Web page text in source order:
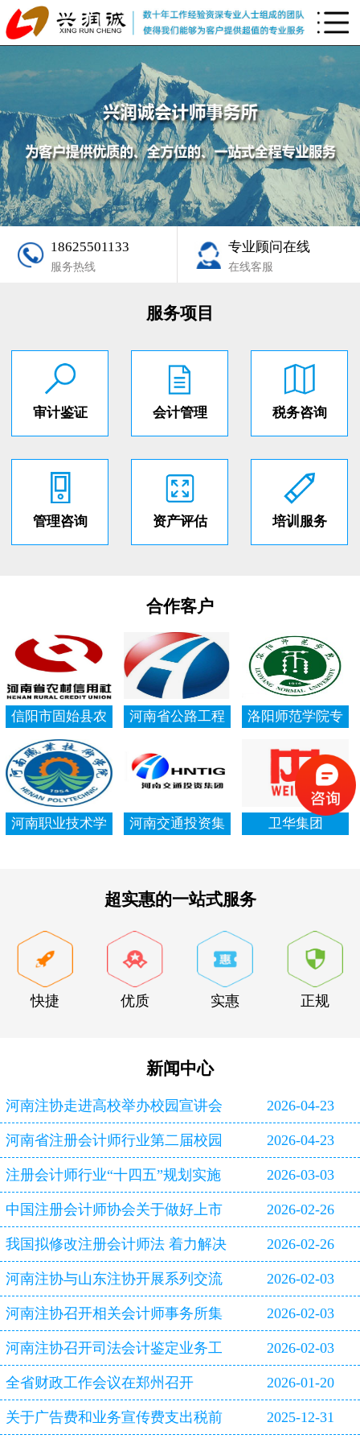
18625501133
服务热线
专业顾问在线
在线客服
服务项目
审计鉴证 会计管理 税务咨询
管理咨询 资产评估 培训服务
合作客户
信阳市固始县农
村信用社资产清
查审计
河南省公路工程
洛阳师范学院专
河南职业技术学
河南交通投资集
卫华集团
超实惠的一站式服务
快捷 优质 实惠 正规
新闻中心
河南注协走进高校举办校园宣讲会 2026-04-23
河南省注册会计师行业第二届校园
双选会即将启幕
2026-04-23
注册会计师行业“十四五”规划实施
评估报告
2026-03-03
中国注册会计师协会关于做好上市
公司2025年年报审计工作的通知
2026-02-26
我国拟修改注册会计师法 着力解决
审计造假等行业突出问题
2026-02-26
河南注协与山东注协开展系列交流
活动
2026-02-03
河南注协召开相关会计师事务所集
体约谈会
2026-02-03
河南注协召开司法会计鉴定业务工
作专题研讨会
2026-02-03
全省财政工作会议在郑州召开 2026-01-20
关于广告费和业务宣传费支出税前 2025-12-31